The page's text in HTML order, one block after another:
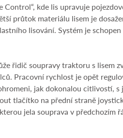
kde lis upravuje
průtok materiálu lisem je
lisování. Systém je
řidič soupravy traktoru s
Pracovní rychlost je opět
jak dokonalou
tlačítko na přední straně
jela souprava v předchozím